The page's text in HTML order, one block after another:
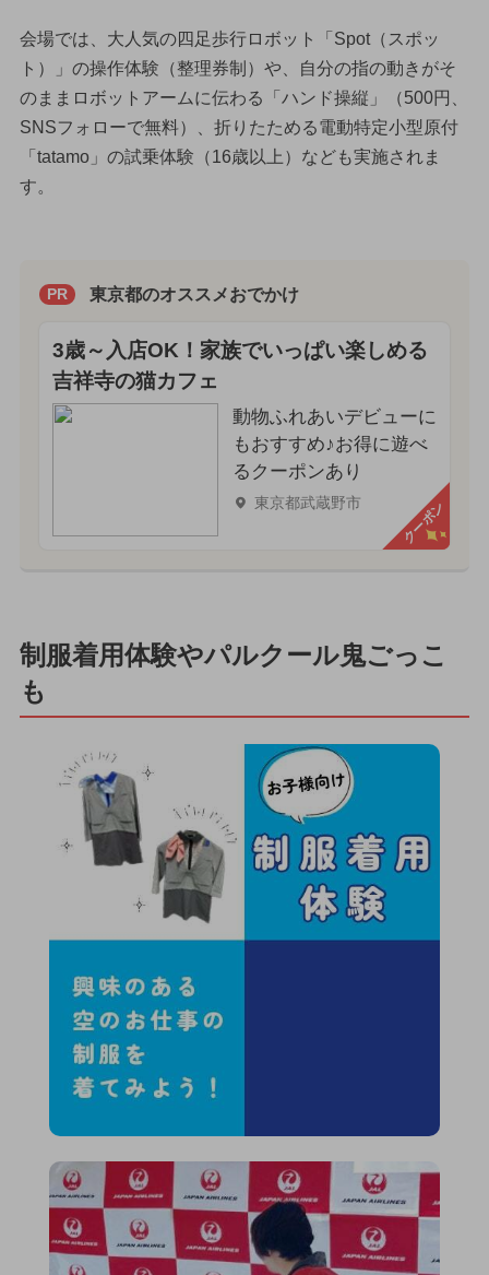
会場では、大人気の四足歩行ロボット「Spot（スポッ
ト）」の操作体験（整理券制）や、自分の指の動きがそ
のままロボットアームに伝わる「ハンド操縦」（500円、
SNSフォローで無料）、折りたためる電動特定小型原付
「tatamo」の試乗体験（16歳以上）なども実施されま
す。
PR 東京都のオススメおでかけ
3歳～入店OK！家族でいっぱい楽しめる
吉祥寺の猫カフェ
動物ふれあいデビューに
もおすすめ♪お得に遊べ
るクーポンあり
東京都武蔵野市 クーポン
制服着用体験やパルクール鬼ごっこ
も